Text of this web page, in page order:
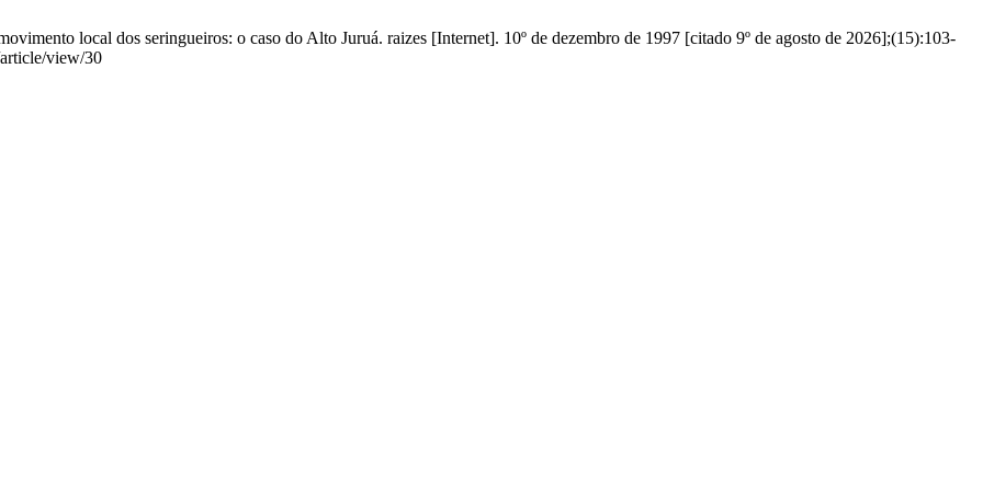
local dos seringueiros: o caso do Alto Juruá. raizes [Internet]. 10º de dezembro de 1997 [citado 9º de agosto de 2026];(15):103-
view/30